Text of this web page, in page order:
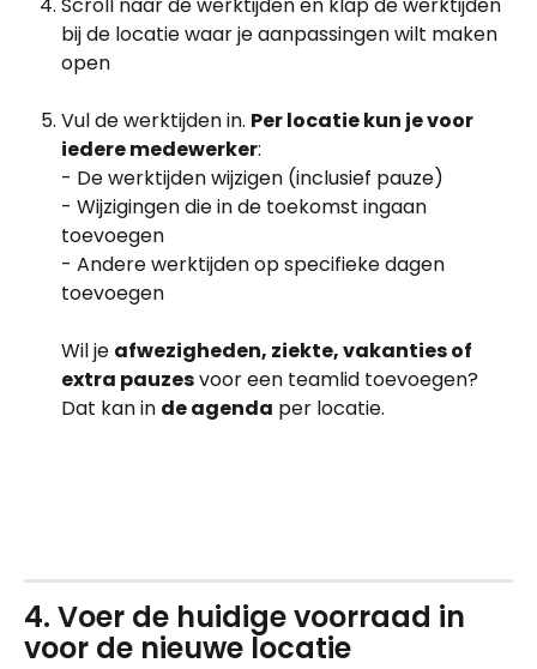
Scroll naar de werktijden en klap de werktijden
bij de locatie waar je aanpassingen wilt maken
open
Vul de werktijden in. Per locatie kun je voor
iedere medewerker:
- De werktijden wijzigen (inclusief pauze)
- Wijzigingen die in de toekomst ingaan
toevoegen
- Andere werktijden op specifieke dagen
toevoegen
Wil je afwezigheden, ziekte, vakanties of
extra pauzes voor een teamlid toevoegen?
Dat kan in de agenda per locatie.
4. Voer de huidige voorraad in
voor de nieuwe locatie